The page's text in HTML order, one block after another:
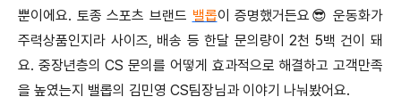
뿐이에요. 토종 스포츠 브랜드 밸롭이 증명했거든요😎 운동화가
주력상품인지라 사이즈, 배송 등 한달 문의량이 2천 5백 건이 돼
요. 중장년층의 CS 문의를 어떻게 효과적으로 해결하고 고객만족
을 높였는지 밸롭의 김민영 CS팀장님과 이야기 나눠봤어요.